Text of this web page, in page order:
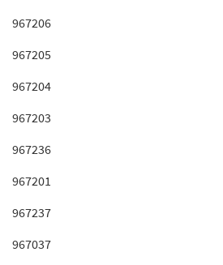
967206
967205
967204
967203
967236
967201
967237
967037